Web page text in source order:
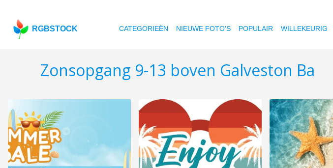
RGBSTOCK CATEGORIEËN NIEUWE FOTO'S POPULAIR WILLEKEURIG
Zonsopgang 9-13 boven Galveston Ba